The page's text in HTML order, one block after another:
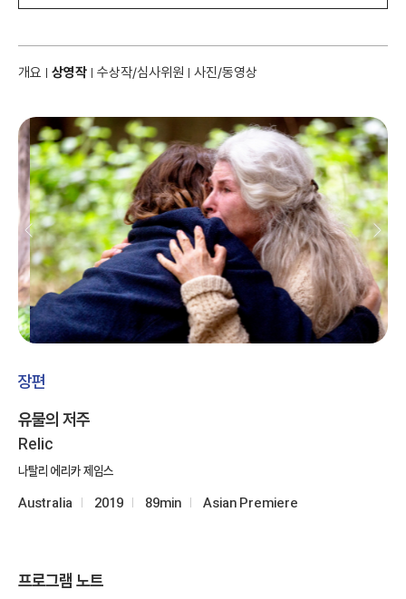
개요 상영작 수상작/심사위원 사진/동영상
장편
유물의 저주
Relic
나탈리 에리카 제임스
Australia 2019 89min Asian Premiere
프로그램 노트